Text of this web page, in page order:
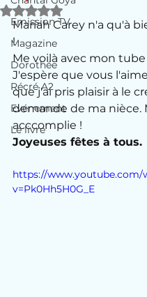
Emission TV
Magazine
Dorothée
Récré A2
Evénement
Le livre
Noté NaN étoiles sur 5.
Mariah Carey n'a qu'à
!
Me voilà avec mon
J'espère que vous
que j'ai pris plaisir à le
demande de ma nièce.
acccomplie !
Joyeuses fêtes à tous.
https://www.youtube.com/
v=Pk0Hh5H0G_E